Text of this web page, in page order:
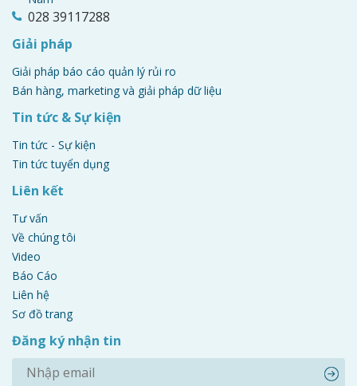
028 39117288
Giải pháp
Giải pháp báo cáo quản lý rủi ro
Bán hàng, marketing và giải pháp dữ liệu
Tin tức & Sự kiện
Tin tức - Sự kiện
Tin tức tuyển dụng
Liên kết
Tư vấn
Về chúng tôi
Video
Báo Cáo
Liên hệ
Sơ đồ trang
Đăng ký nhận tin